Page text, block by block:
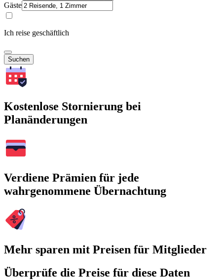
Gäste
Ich reise geschäftlich
Suchen
Kostenlose Stornierung bei
Planänderungen
Verdiene Prämien für jede
wahrgenommene Übernachtung
Mehr sparen mit Preisen für Mitglieder
Überprüfe die Preise für diese Daten